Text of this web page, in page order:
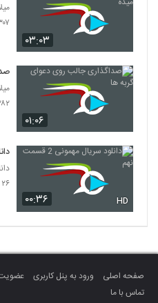
۰۳:۰۳
۳۰۷
۰۱:۰۶
۲۸۲
۰۰:۳۶ HD
۲۶ بازدید
صفحه اصلی ورود به پنل کاربری
تماس با ما